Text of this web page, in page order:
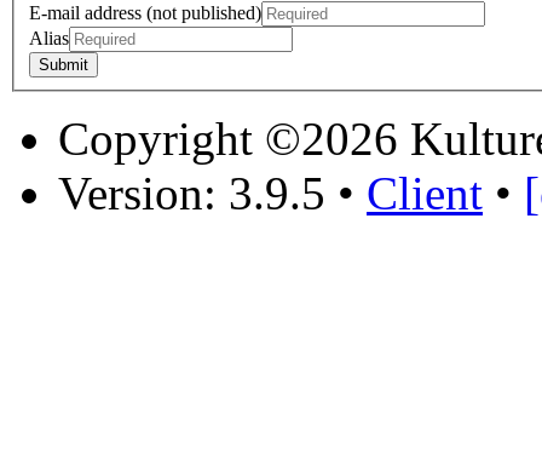
E-mail address (not published)
Alias
Copyright ©2026
Version: 3.9.5 • Client •